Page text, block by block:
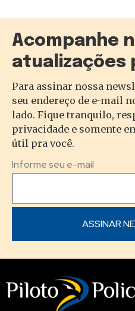
Acompanhe
atualizações
Para assinar nossa
seu endereço de e-mail
lado. Fique tranquilo,
privacidade e somente
útil pra você.
Informe seu e-mail